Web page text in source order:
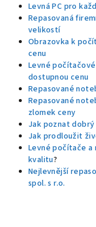
Levná PC pro
Repasovaná
velikostí
Obrazovka k
cenu
Levné
dostupnou cenu
Repasované
Repasované
zlomek ceny
Jak poznat
Jak prodloužit
Levné počítače
kvalitu?
Nejlevnější
spol. s r.o.